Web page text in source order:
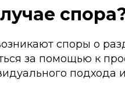
споры о
за помощью к
подхода